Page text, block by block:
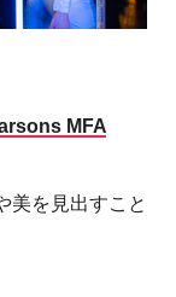
MFA
美を見出すこと